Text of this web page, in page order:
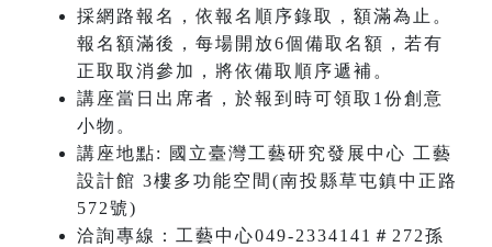
採網路報名，依報名順序錄取，額滿為止。
報名額滿後，每場開放6個備取名額，若有
正取取消參加，將依備取順序遞補。
講座當日出席者，於報到時可領取1份創意
小物。
講座地點: 國立臺灣工藝研究發展中心 工藝
設計館 3樓多功能空間(南投縣草屯鎮中正路
572號)
洽詢專線：工藝中心049-2334141＃272孫